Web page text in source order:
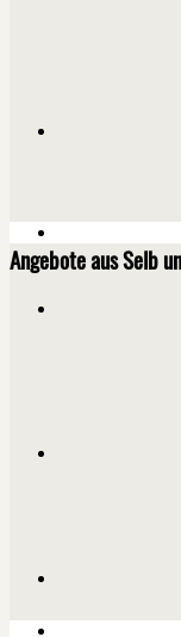
Angebote aus Selb